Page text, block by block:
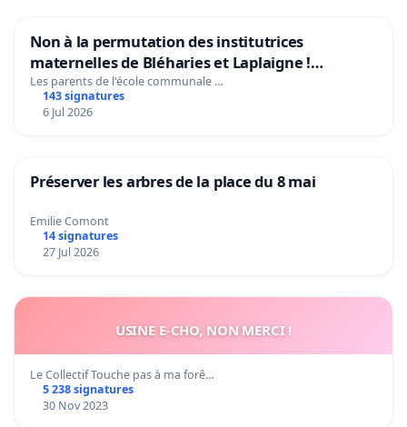
Non à la permutation des institutrices
maternelles de Bléharies et Laplaigne !
Préservons la stabilité de nos enfants.
Les parents de l'école communale …
143 signatures
6 Jul 2026
Préserver les arbres de la place du 8 mai
Emilie Comont
14 signatures
27 Jul 2026
USINE E-CHO, NON MERCI !
Le Collectif Touche pas à ma forê…
5 238 signatures
30 Nov 2023